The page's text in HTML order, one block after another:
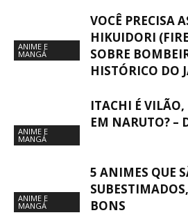
ANIME E
MANGÁ
VOCÊ PRECISA
HIKUIDORI
SOBRE
HISTÓRICO DO
ANIME E
MANGÁ
ITACHI É
EM NARUTO? –
ANIME E
MANGÁ
5 ANIMES QUE
BONS